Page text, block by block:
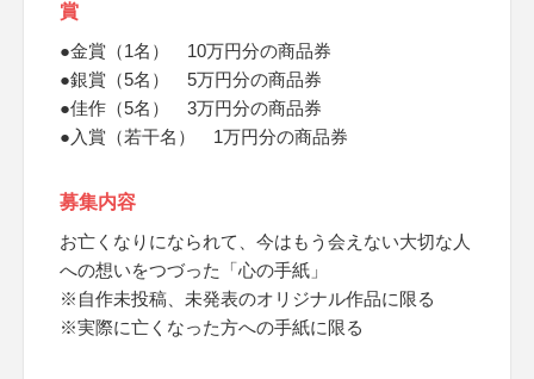
賞
●金賞（1名） 10万円分の商品券
●銀賞（5名） 5万円分の商品券
●佳作（5名） 3万円分の商品券
●入賞（若干名） 1万円分の商品券
募集内容
お亡くなりになられて、今はもう会えない大切な人
への想いをつづった「心の手紙」
※自作未投稿、未発表のオリジナル作品に限る
※実際に亡くなった方への手紙に限る